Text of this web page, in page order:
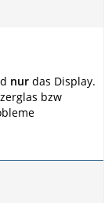
nur das Display.
bzw